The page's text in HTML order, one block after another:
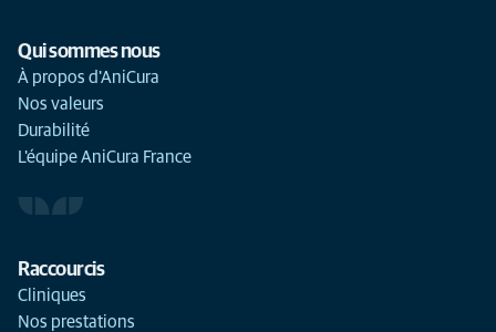
Qui sommes nous
À propos d'AniCura
Nos valeurs
Durabilité
L'équipe AniCura France
Raccourcis
Cliniques
Nos prestations